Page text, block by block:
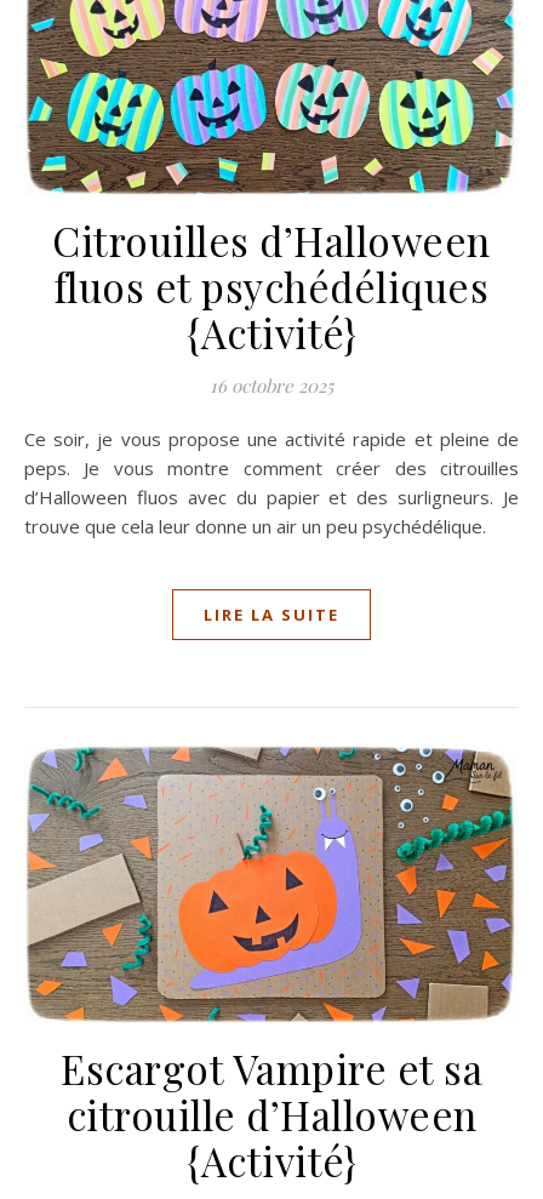
Citrouilles d’Halloween
fluos et psychédéliques
{Activité}
16 octobre 2025
Ce soir, je vous propose une activité rapide et pleine de
peps. Je vous montre comment créer des citrouilles
d’Halloween fluos avec du papier et des surligneurs. Je
trouve que cela leur donne un air un peu psychédélique.
LIRE LA SUITE
Escargot Vampire et sa
citrouille d’Halloween
{Activité}